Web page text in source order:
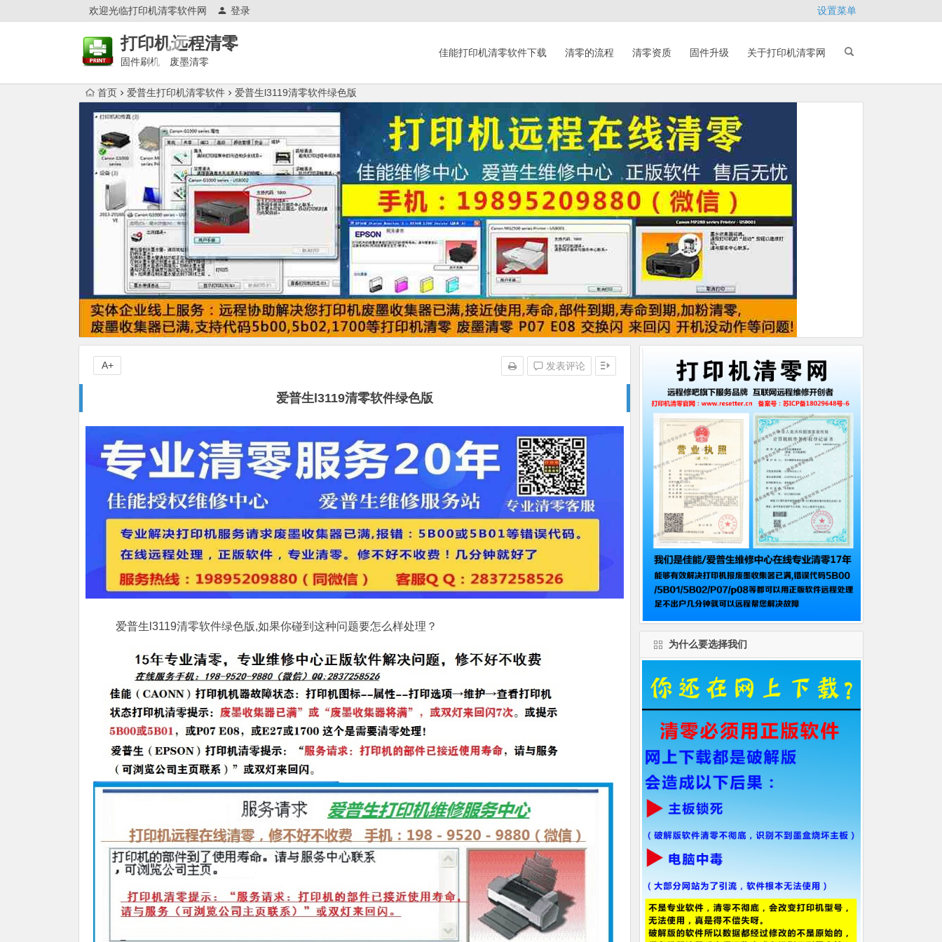
欢迎光临打印机清零软件网 登录 设置菜单
打印机远程清零
固件刷机 废墨清零
佳能打印机清零软件下载 清零的流程 清零资质 固件升级 关于打印机清零网
首页 爱普生打印机清零软件 爱普生l3119清零软件绿色版
爱普生l3119清零软件绿色版
发表评论
A+
爱普生l3119清零软件绿色版,如果你碰到这种问题要怎么样处理？
为什么要选择我们